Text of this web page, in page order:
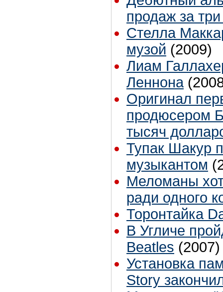
продаж за
Стелла
музой (2009)
Лиам
Леннона
Оригинал
продюсером
тысяч
Тупак Шакур
музыкантом
Меломаны
ради одного
Торонтайка
В Угличе
Beatles (2007)
Установка
Story